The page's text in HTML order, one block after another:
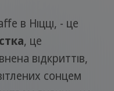
в Ніцці, - це
, це
відкриттів,
сонцем